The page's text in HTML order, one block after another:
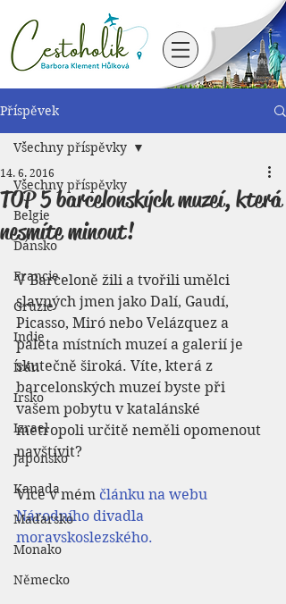
Příspěvek
Všechny příspěvky
Belgie
Dánsko
Francie
Gruzie
Indie
Írán
Irsko
Izrael
Japonsko
Kanada
Maďarsko
Monako
Německo
Všechny příspěvky
TOP 5 barcelonských muzeí, která
nesmíte minout!
14. 6. 2016
V Barceloně žili a tvořili umělci
slavných jmen jako Dalí, Gaudí,
Picasso, Miró nebo Velázquez a
paleta místních muzeí a galerií je
skutečně široká. Víte, která z
barcelonských muzeí byste při
vašem pobytu v katalánské
metropoli určitě neměli opomenout
navštívit?
Více v mém článku na webu
Národního divadla
moravskoslezského.